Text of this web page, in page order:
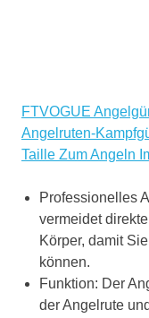
FTVOGUE
Angelruten-
Taille Zum Angeln
Professionelles
vermeidet
Körper, damit
können.
Funktion: Der
der Angelrute